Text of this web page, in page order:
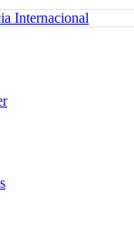
Internacional